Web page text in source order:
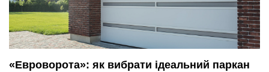
«Евроворота»: як вибрати ідеальний паркан